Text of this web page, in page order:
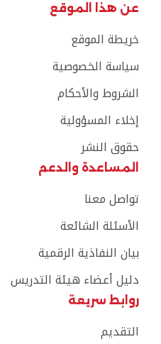
عن هذا الموقع
خريطة الموقع
سياسة الخصوصية
الشروط والأحكام
إخلاء المسؤولية
حقوق النشر
المساعدة والدعم
تواصل معنا
الأسئلة الشائعة
بيان النفاذية الرقمية
دليل أعضاء هيئة التدريس
روابط سريعة
التقديم